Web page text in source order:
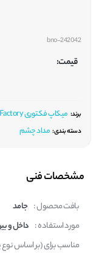
bno-242042
قیمت:
برند: میکاپ فکتوری Make Up Factory
دسته بندی: مداد چشم
مشخصات فنی
بافت محصول : جامد
مورد استفاده : داخل و
مناسب برای (بر اساس